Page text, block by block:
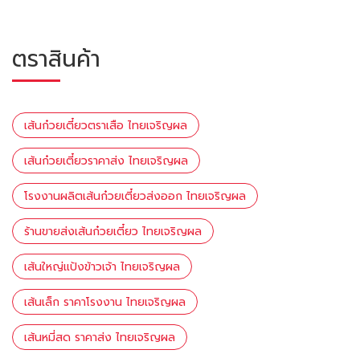
ตราสินค้า
เส้นก๋วยเตี๋ยวตราเสือ ไทยเจริญผล
เส้นก๋วยเตี๋ยวราคาส่ง ไทยเจริญผล
โรงงานผลิตเส้นก๋วยเตี๋ยวส่งออก ไทยเจริญผล
ร้านขายส่งเส้นก๋วยเตี๋ยว ไทยเจริญผล
เส้นใหญ่แป้งข้าวเจ้า ไทยเจริญผล
เส้นเล็ก ราคาโรงงาน ไทยเจริญผล
เส้นหมี่สด ราคาส่ง ไทยเจริญผล